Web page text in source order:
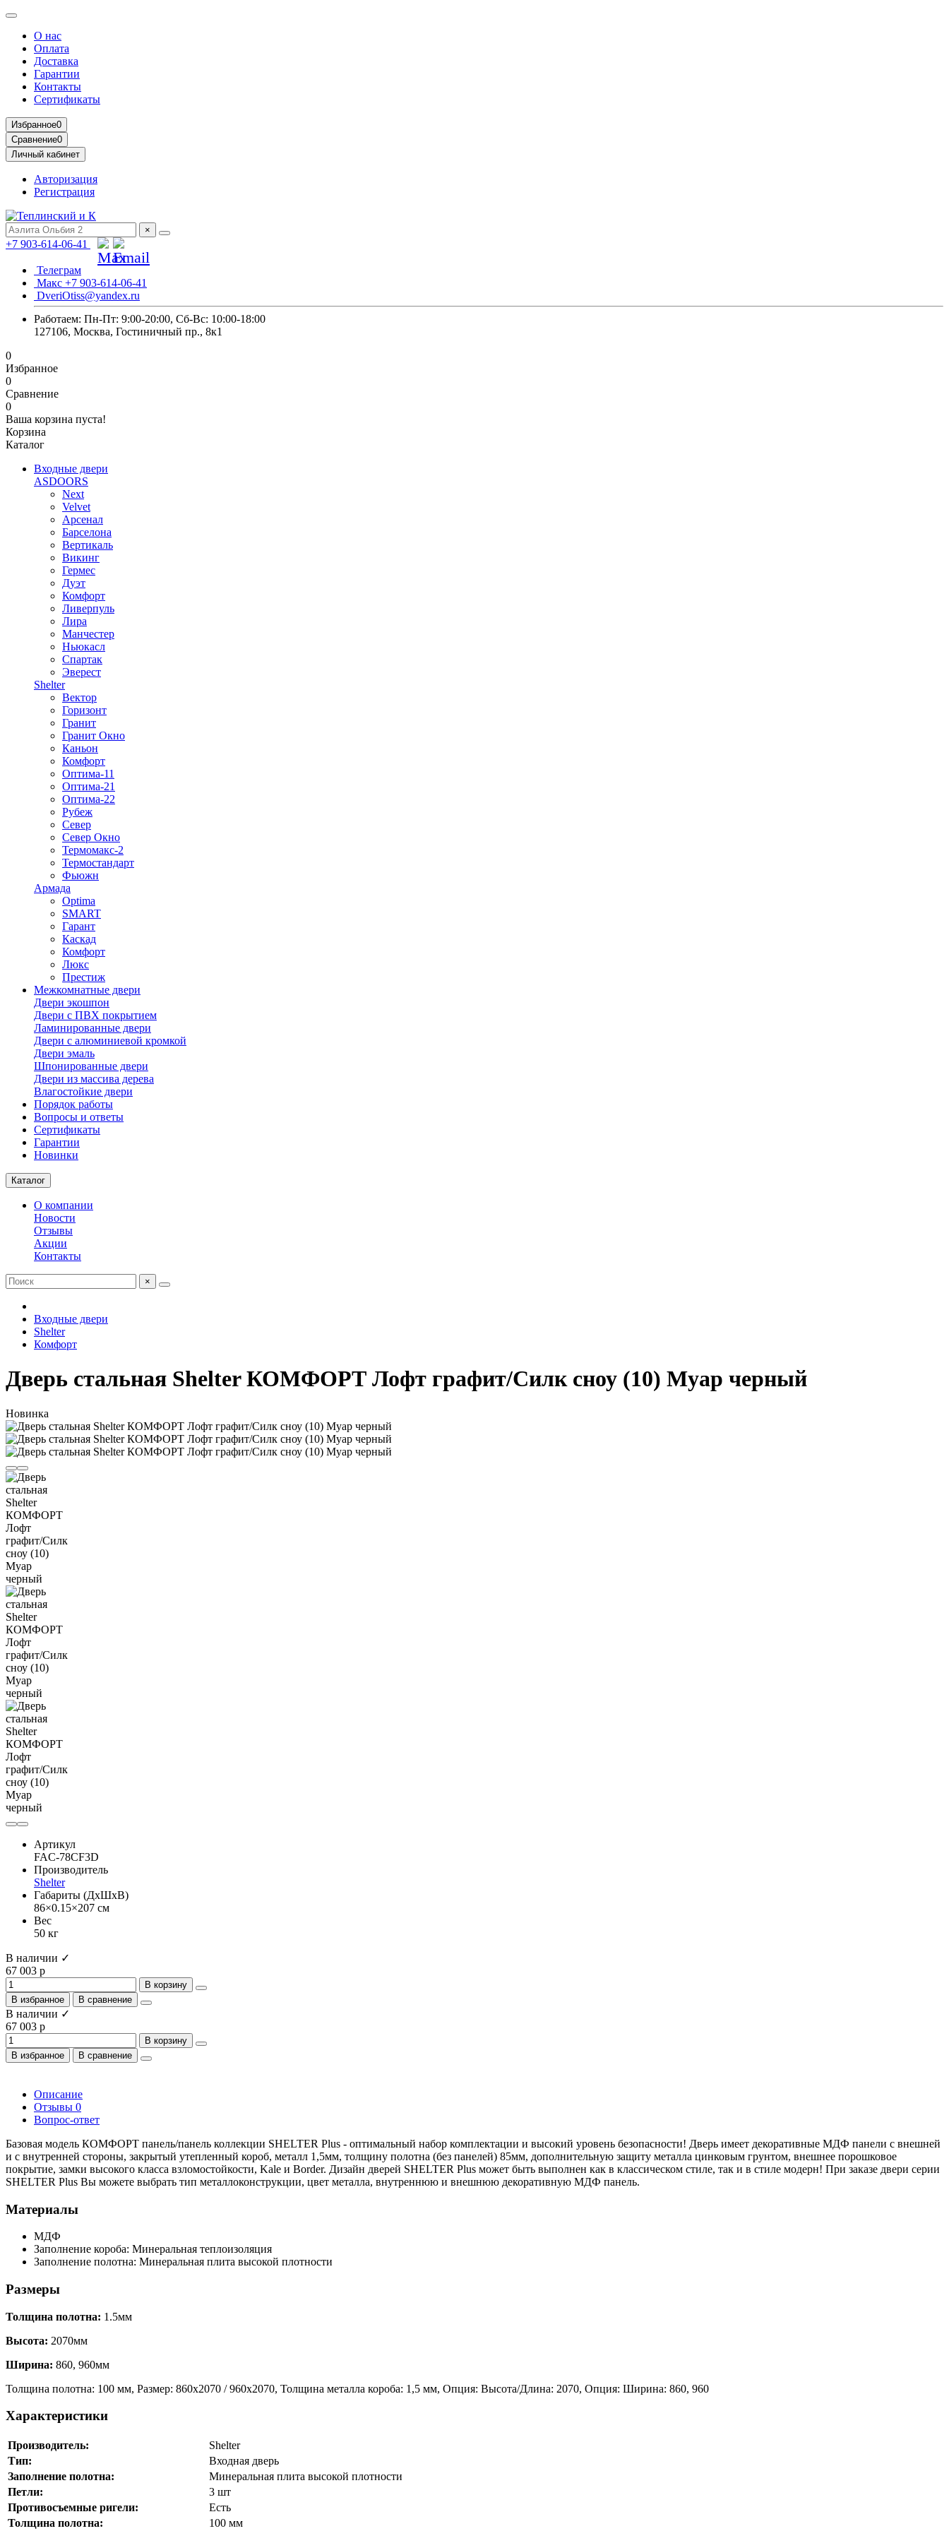
О нас
Оплата
Доставка
Гарантии
Контакты
Сертификаты
Избранное0
Сравнение0
Личный кабинет
Авторизация
Регистрация
×
+7 903-614-06-41
Телеграм
Макс +7 903-614-06-41
DveriOtiss@yandex.ru
Работаем: Пн-Пт: 9:00-20:00, Сб-Вс: 10:00-18:00
127106, Москва, Гостиничный пр., 8к1
0
Избранное
0
Сравнение
0
Ваша корзина пуста!
Корзина
Каталог
Входные двери
ASDOORS
Next
Velvet
Арсенал
Барселона
Вертикаль
Викинг
Гермес
Дуэт
Комфорт
Ливерпуль
Лира
Манчестер
Ньюкасл
Спартак
Эверест
Shelter
Вектор
Горизонт
Гранит
Гранит Окно
Каньон
Комфорт
Оптима-11
Оптима-21
Оптима-22
Рубеж
Север
Север Окно
Термомакс-2
Термостандарт
Фьюжн
Армада
Optima
SMART
Гарант
Каскад
Комфорт
Люкс
Престиж
Межкомнатные двери
Двери экошпон
Двери с ПВХ покрытием
Ламинированные двери
Двери с алюминиевой кромкой
Двери эмаль
Шпонированные двери
Двери из массива дерева
Влагостойкие двери
Порядок работы
Вопросы и ответы
Сертификаты
Гарантии
Новинки
Каталог
О компании
Новости
Отзывы
Акции
Контакты
×
Входные двери
Shelter
Комфорт
Дверь стальная Shelter КОМФОРТ Лофт графит/Силк сноу (10) Муар черный
Новинка
Артикул
FAC-78CF3D
Производитель
Shelter
Габариты (ДхШхВ)
86×0.15×207 см
Вес
50 кг
В наличии ✓
67 003 р
В корзину
В избранное
В сравнение
В наличии ✓
67 003 р
В корзину
В избранное
В сравнение
Описание
Отзывы 0
Вопрос-ответ
Базовая модель КОМФОРТ панель/панель коллекции SHELTER Plus - оптимальный набор комплектации и высокий уровень безопасности! Дверь имеет декоративные МДФ панели с внешней
и с внутренней стороны, закрытый утепленный короб, металл 1,5мм, толщину полотна (без панелей) 85мм, дополнительную защиту металла цинковым грунтом, внешнее порошковое
покрытие, замки высокого класса взломостойкости, Kale и Border. Дизайн дверей SHELTER Plus может быть выполнен как в классическом стиле, так и в стиле модерн! При заказе двери серии
SHELTER Plus Вы можете выбрать тип металлоконструкции, цвет металла, внутреннюю и внешнюю декоративную МДФ панель.
Материалы
МДФ
Заполнение короба: Минеральная теплоизоляция
Заполнение полотна: Минеральная плита высокой плотности
Размеры
Толщина полотна: 1.5мм
Высота: 2070мм
Ширина: 860, 960мм
Толщина полотна: 100 мм, Размер: 860х2070 / 960х2070, Толщина металла короба: 1,5 мм, Опция: Высота/Длина: 2070, Опция: Ширина: 860, 960
Характеристики
Производитель:
Shelter
Тип:
Входная дверь
Заполнение полотна:
Минеральная плита высокой плотности
Петли:
3 шт
Противосъемные ригели:
Есть
Толщина полотна:
100 мм